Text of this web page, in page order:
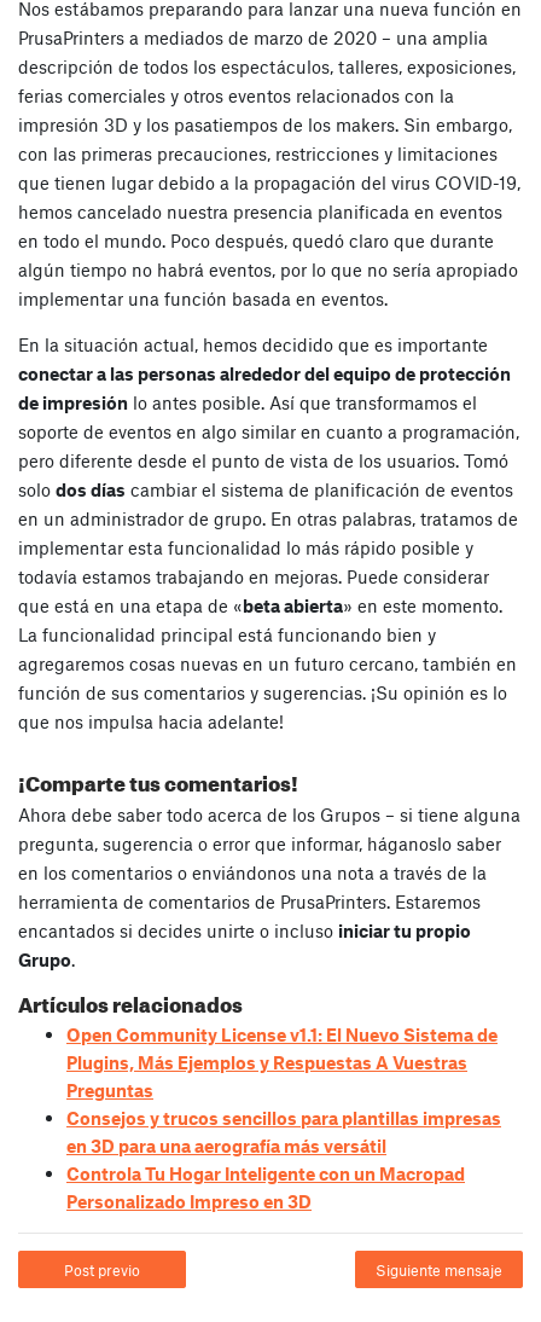
Nos estábamos preparando para lanzar una nueva función en
PrusaPrinters a mediados de marzo de 2020 – una amplia
descripción de todos los espectáculos, talleres, exposiciones,
ferias comerciales y otros eventos relacionados con la
impresión 3D y los pasatiempos de los makers. Sin embargo,
con las primeras precauciones, restricciones y limitaciones
que tienen lugar debido a la propagación del virus COVID-19,
hemos cancelado nuestra presencia planificada en eventos
en todo el mundo. Poco después, quedó claro que durante
algún tiempo no habrá eventos, por lo que no sería apropiado
implementar una función basada en eventos.
En la situación actual, hemos decidido que es importante
conectar a las personas alrededor del equipo de protección
de impresión lo antes posible. Así que transformamos el
soporte de eventos en algo similar en cuanto a programación,
pero diferente desde el punto de vista de los usuarios. Tomó
solo dos días cambiar el sistema de planificación de eventos
en un administrador de grupo. En otras palabras, tratamos de
implementar esta funcionalidad lo más rápido posible y
todavía estamos trabajando en mejoras. Puede considerar
que está en una etapa de «beta abierta» en este momento.
La funcionalidad principal está funcionando bien y
agregaremos cosas nuevas en un futuro cercano, también en
función de sus comentarios y sugerencias. ¡Su opinión es lo
que nos impulsa hacia adelante!
¡Comparte tus comentarios!
Ahora debe saber todo acerca de los Grupos – si tiene alguna
pregunta, sugerencia o error que informar, háganoslo saber
en los comentarios o enviándonos una nota a través de la
herramienta de comentarios de PrusaPrinters. Estaremos
encantados si decides unirte o incluso iniciar tu propio
Grupo.
Artículos relacionados
Open Community License v1.1: El Nuevo Sistema de
Plugins, Más Ejemplos y Respuestas A Vuestras
Preguntas
Consejos y trucos sencillos para plantillas impresas
en 3D para una aerografía más versátil
Controla Tu Hogar Inteligente con un Macropad
Personalizado Impreso en 3D
Post previo Siguiente mensaje